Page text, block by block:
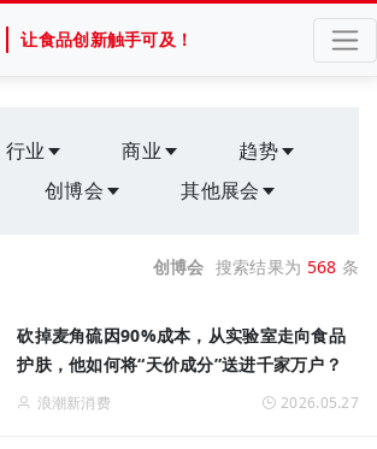
让食品创新触手可及！
行业 商业
趋势
创博会 其他展会
创博会 搜索结果为 568 条
砍掉麦角硫因90%成本，从实验室走向食品
护肤，他如何将“天价成分”送进千家万户？
浪潮新消费 2026.05.27